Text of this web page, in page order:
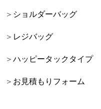
ショルダーバッグ
レジバッグ
ハッピータックタイプ
お見積もりフォーム